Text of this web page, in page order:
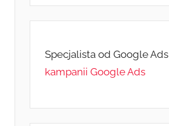
Specjalista od Google Ads
kampanii Google Ads